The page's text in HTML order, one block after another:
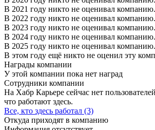
В 2021 году никто не оценивал компанию.
В 2022 году никто не оценивал компанию.
В 2023 году никто не оценивал компанию.
В 2024 году никто не оценивал компанию.
В 2025 году никто не оценивал компанию.
В этом году ещё никто не оценил эту
Награды компании
У этой компании пока нет наград
Сотрудники компании
На Хабр Карьере сейчас нет
что работают здесь.
Все, кто здесь работал (3)
Откуда приходят в компанию